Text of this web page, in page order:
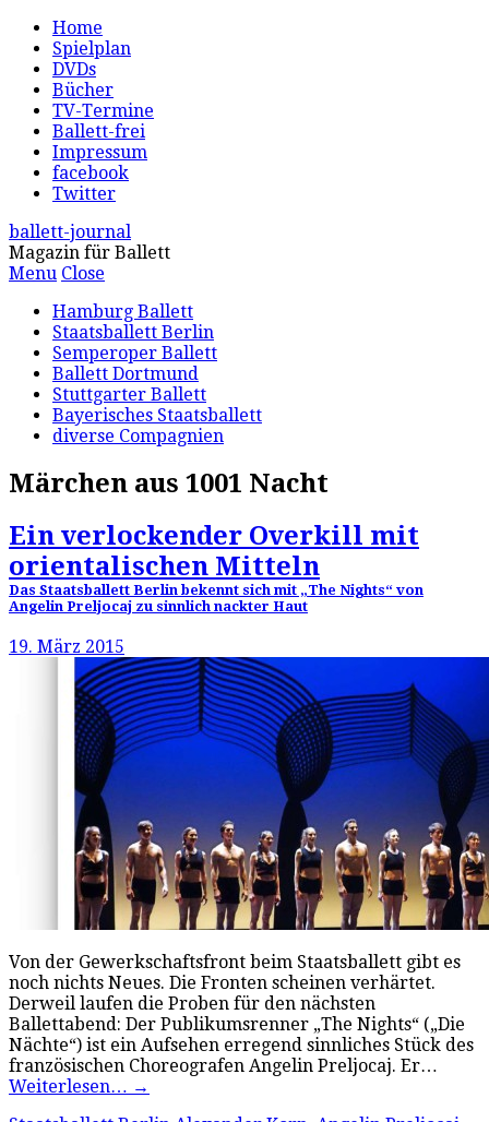
Home
Spielplan
DVDs
Bücher
TV-Termine
Ballett-frei
Impressum
facebook
Twitter
ballett-journal
Magazin für Ballett
Menu Close
Hamburg Ballett
Staatsballett Berlin
Semperoper Ballett
Ballett Dortmund
Stuttgarter Ballett
Bayerisches Staatsballett
diverse Compagnien
Märchen aus 1001 Nacht
Ein verlockender Overkill mit
orientalischen Mitteln
Das Staatsballett Berlin bekennt sich mit „The Nights“ von
Angelin Preljocaj zu sinnlich nackter Haut
19. März 2015
Von der Gewerkschaftsfront beim Staatsballett gibt es
noch nichts Neues. Die Fronten scheinen verhärtet.
Derweil laufen die Proben für den nächsten
Ballettabend: Der Publikumsrenner „The Nights“ („Die
Nächte“) ist ein Aufsehen erregend sinnliches Stück des
französischen Choreografen Angelin Preljocaj. Er…
Weiterlesen… →